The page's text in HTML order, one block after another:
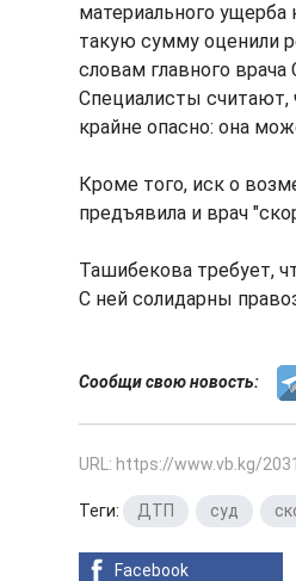
материального
такую сумму оценили
словам главного
Специалисты считают,
крайне опасно: она
Кроме того, иск о
предъявила и врач
Ташибекова требует,
С ней солидарны
Сообщи свою новость:
URL: https://www.vb.kg/
Теги: ДТП суд
Facebook